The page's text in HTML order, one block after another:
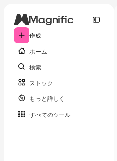
作成
ホーム
検索
ストック
もっと詳しく
すべてのツール